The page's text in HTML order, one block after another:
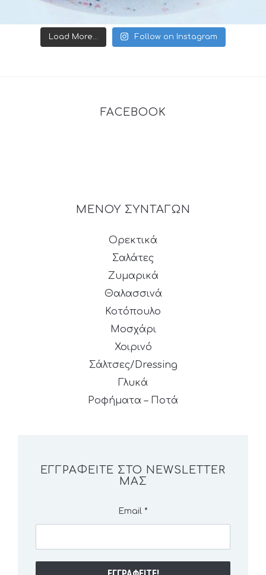
Load More... Follow on Instagram
FACEBOOK
ΜΕΝΟΥ ΣΥΝΤΑΓΩΝ
Ορεκτικά
Σαλάτες
Ζυμαρικά
Θαλασσινά
Κοτόπουλο
Μοσχάρι
Χοιρινό
Σάλτσες/Dressing
Γλυκά
Ροφήματα – Ποτά
ΕΓΓΡΑΦΕΊΤΕ ΣΤΟ NEWSLETTER
ΜΑΣ
Email *